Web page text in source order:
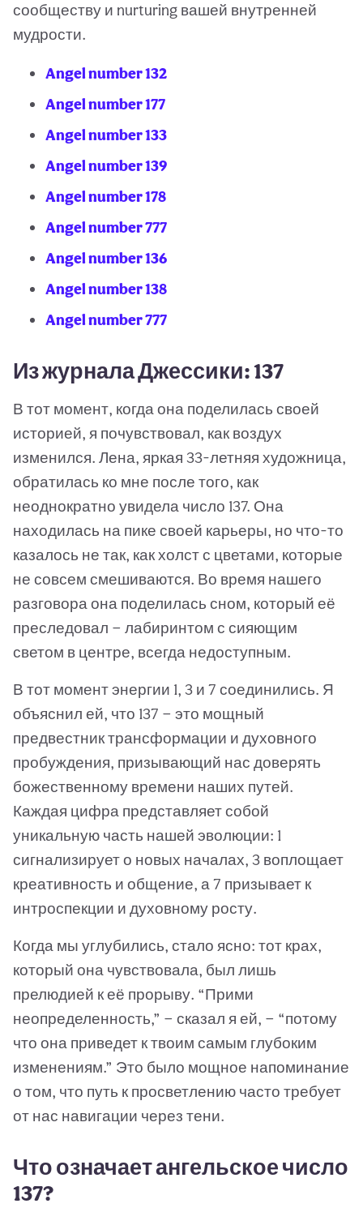
сообществу и nurturing вашей внутренней
мудрости.
Angel number 132
Angel number 177
Angel number 133
Angel number 139
Angel number 178
Angel number 777
Angel number 136
Angel number 138
Angel number 777
Из журнала Джессики: 137
В тот момент, когда она поделилась своей
историей, я почувствовал, как воздух
изменился. Лена, яркая 33-летняя художница,
обратилась ко мне после того, как
неоднократно увидела число 137. Она
находилась на пике своей карьеры, но что-то
казалось не так, как холст с цветами, которые
не совсем смешиваются. Во время нашего
разговора она поделилась сном, который её
преследовал — лабиринтом с сияющим
светом в центре, всегда недоступным.
В тот момент энергии 1, 3 и 7 соединились. Я
объяснил ей, что 137 — это мощный
предвестник трансформации и духовного
пробуждения, призывающий нас доверять
божественному времени наших путей.
Каждая цифра представляет собой
уникальную часть нашей эволюции: 1
сигнализирует о новых началах, 3 воплощает
креативность и общение, а 7 призывает к
интроспекции и духовному росту.
Когда мы углубились, стало ясно: тот крах,
который она чувствовала, был лишь
прелюдией к её прорыву. “Прими
неопределенность,” — сказал я ей, — “потому
что она приведет к твоим самым глубоким
изменениям.” Это было мощное напоминание
о том, что путь к просветлению часто требует
от нас навигации через тени.
Что означает ангельское число
137?